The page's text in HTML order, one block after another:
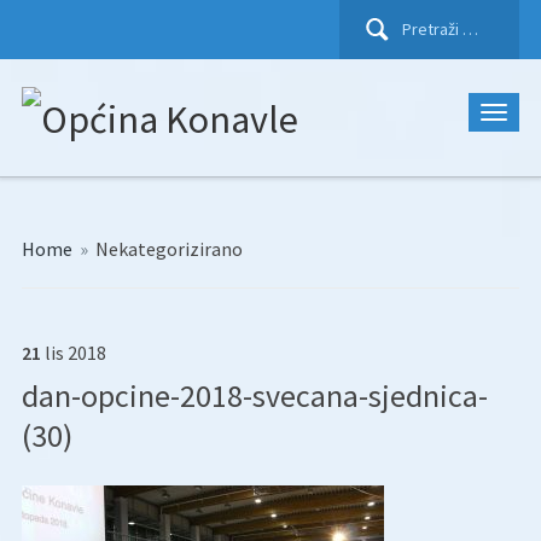
Pretraži:
Home » Nekategorizirano
21 lis 2018
dan-opcine-2018-svecana-sjednica-
(30)